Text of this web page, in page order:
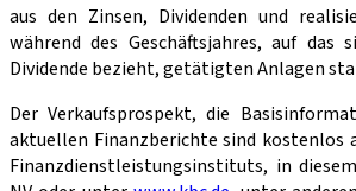
aus den Zinsen, Dividenden und
während des Geschäftsjahres, auf das
Dividende bezieht, getätigten Anlagen
Der Verkaufsprospekt, die
aktuellen Finanzberichte sind kostenlos
Finanzdienstleistungsinstituts, in